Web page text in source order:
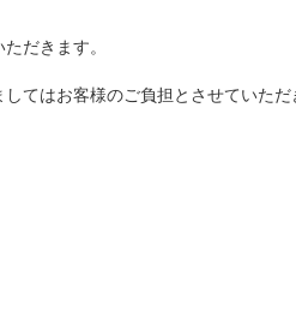
だきます。
てはお客様のご負担とさせていた